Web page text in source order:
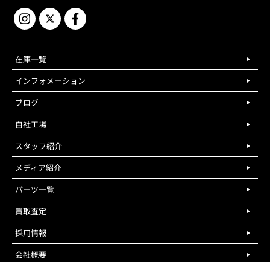
在庫一覧
インフォメーション
ブログ
自社工場
スタッフ紹介
メディア紹介
パーツ一覧
買取査定
採用情報
会社概要